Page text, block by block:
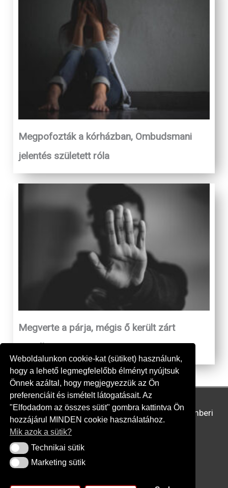
Weboldalunkon cookie-kat (sütiket) használunk,
hogy a lehető legmegfelelőbb élményt nyújtsuk
Önnek azáltal, hogy megjegyezzük az Ön
preferenciáit és ismételt látogatásait. Az
"Elfodadom az összes sütit" gombra kattintva Ön
hozzájárul MINDEN cookie használatához.
Mik azok a sütik?
Technikai sütik
Technikai sütik
Marketing sütik
Marketing sütik
Megpofozták a kórházban, Ombudsmani
jelentés született róla
Megverte a párja, mégis ő került zárt
osztályra
Copyright © 2026Állampolgári Bizottság az Emberi
Adatkezelési tájékoztató